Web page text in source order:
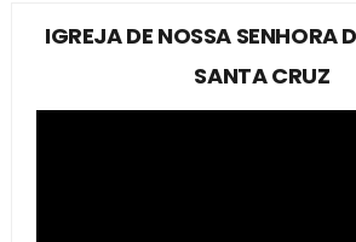
IGREJA DE NOSSA SENHORA
SANTA CRUZ